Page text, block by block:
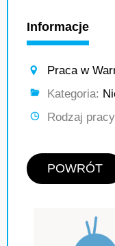
Informacje
Praca w
Kategoria:
Rodzaj
POWRÓT